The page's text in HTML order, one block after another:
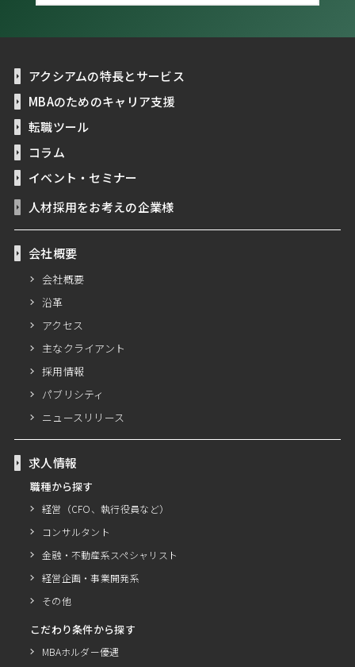
アクシアムの特長とサービス
MBAのためのキャリア支援
転職ツール
コラム
イベント・セミナー
人材採用をお考えの企業様
会社概要
会社概要
沿革
アクセス
主なクライアント
採用情報
パブリシティ
ニュースリリース
求人情報
職種から探す
経営（CFO、執行役員など）
コンサルタント
金融・不動産系スペシャリスト
経営企画・事業開発系
その他
こだわり条件から探す
MBAホルダー優遇